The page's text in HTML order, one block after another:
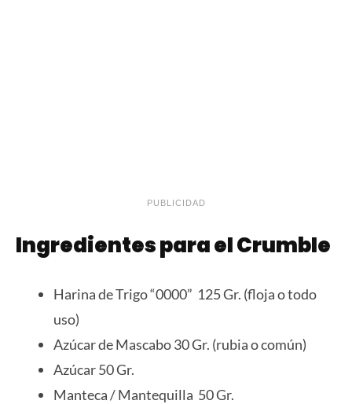
PUBLICIDAD
Ingredientes para el Crumble
Harina de Trigo “0000” 125 Gr. (floja o todo
uso)
Azúcar de Mascabo 30 Gr. (rubia o común)
Azúcar 50 Gr.
Manteca / Mantequilla 50 Gr.